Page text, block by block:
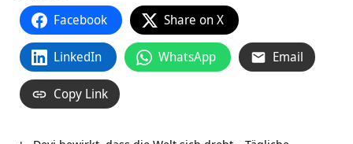
Facebook Share on X
LinkedIn WhatsApp Email
Copy Link